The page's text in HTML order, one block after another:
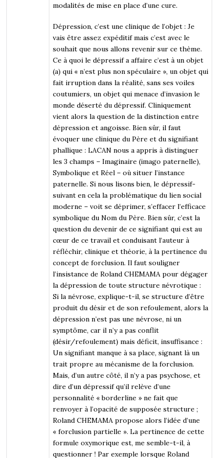
modalités de mise en place d’une cure.
Dépression, c’est une clinique de l’objet : Je
vais être assez expéditif mais c’est avec le
souhait que nous allons revenir sur ce thème.
Ce à quoi le dépressif a affaire c’est à un objet
(a) qui « n’est plus non spéculaire », un objet qui
fait irruption dans la réalité, sans ses voiles
coutumiers, un objet qui menace d’invasion le
monde déserté du dépressif. Cliniquement
vient alors la question de la distinction entre
dépression et angoisse. Bien sûr, il faut
évoquer une clinique du Père et du signifiant
phallique : LACAN nous a appris à distinguer
les 3 champs – Imaginaire (imago paternelle),
Symbolique et Réel – où situer l’instance
paternelle. Si nous lisons bien, le dépressif-
suivant en cela la problématique du lien social
moderne – voit se déprimer, s’effacer l’efficace
symbolique du Nom du Père. Bien sûr, c’est la
question du devenir de ce signifiant qui est au
cœur de ce travail et conduisant l’auteur à
réfléchir, clinique et théorie, à la pertinence du
concept de forclusion. Il faut souligner
l’insistance de Roland CHEMAMA pour dégager
la dépression de toute structure névrotique :
Si la névrose, explique-t-il, se structure d’être
produit du désir et de son refoulement, alors la
dépression n’est pas une névrose, ni un
symptôme, car il n’y a pas conflit
(désir/refoulement) mais déficit, insuffisance :
Un signifiant manque à sa place, signant là un
trait propre au mécanisme de la forclusion.
Mais, d’un autre côté, il n’y a pas psychose, et
dire d’un dépressif qu’il relève d’une
personnalité « borderline » ne fait que
renvoyer à l’opacité de supposée structure ;
Roland CHEMAMA propose alors l’idée d’une
« forclusion partielle ». La pertinence de cette
formule oxymorique est, me semble-t-il, à
questionner ! Par exemple lorsque Roland